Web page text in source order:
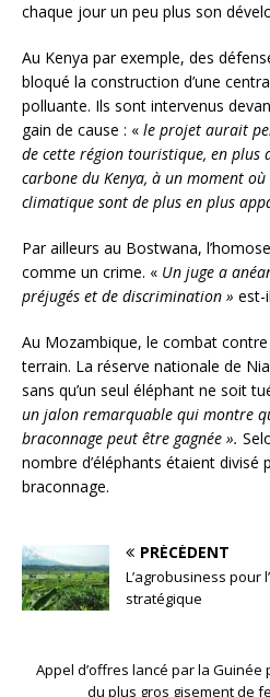
chaque jour un peu plus son
Au Kenya par exemple, des
bloqué la construction d’une
polluante. Ils sont intervenus
gain de cause : « le projet aurait
de cette région touristique, en plus
carbone du Kenya, à un moment où
climatique sont de plus en plus
Par ailleurs au Bostwana,
comme un crime. « Un juge a
préjugés et de discrimination » est-
Au Mozambique, le combat
terrain. La réserve nationale de
sans qu’un seul éléphant ne soit
un jalon remarquable qui montre
braconnage peut être gagnée ».
nombre d’éléphants étaient divisé
braconnage.
PRÉCÉDENT
L’agrobusiness pour
stratégique
Appel d’offres lancé par la Guinée
du plus gros gisement de